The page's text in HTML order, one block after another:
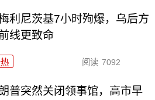
利尼茨基7小时殉爆，乌后方
线更致命
阅读 7092
普突然关闭领事馆，高市早